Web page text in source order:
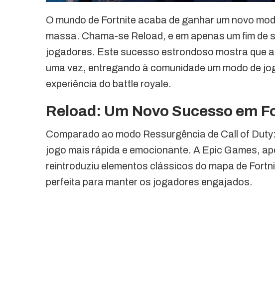
O mundo de Fortnite acaba de ganhar um novo
massa. Chama-se Reload, e em apenas um fim de
jogadores. Este sucesso estrondoso mostra que
uma vez, entregando à comunidade um modo de
experiência do battle royale.
Reload: Um Novo Sucesso em
Comparado ao modo Ressurgência de Call of
jogo mais rápida e emocionante. A Epic Games,
reintroduziu elementos clássicos do mapa de
perfeita para manter os jogadores engajados.